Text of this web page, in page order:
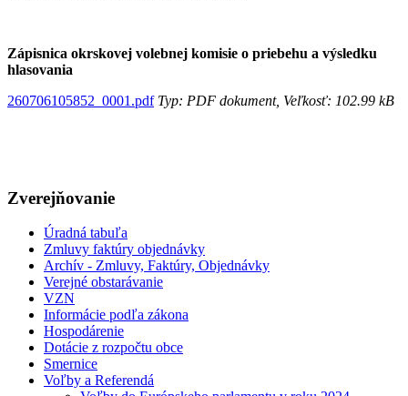
Zápisnica okrskovej volebnej komisie o priebehu a výsledku
hlasovania
260706105852_0001.pdfTyp: PDF dokument, Veľkosť: 102.99 kB
Zverejňovanie
Úradná tabuľa
Zmluvy faktúry objednávky
Archív - Zmluvy, Faktúry, Objednávky
Verejné obstarávanie
VZN
Informácie podľa zákona
Hospodárenie
Dotácie z rozpočtu obce
Smernice
Voľby a Referendá